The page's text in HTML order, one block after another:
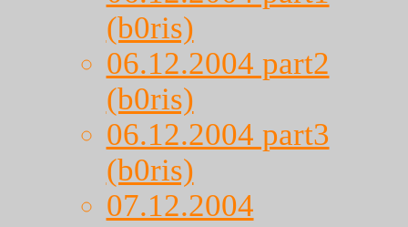
(b0ris)
06.12.2004 part2
(b0ris)
06.12.2004 part3
(b0ris)
07.12.2004